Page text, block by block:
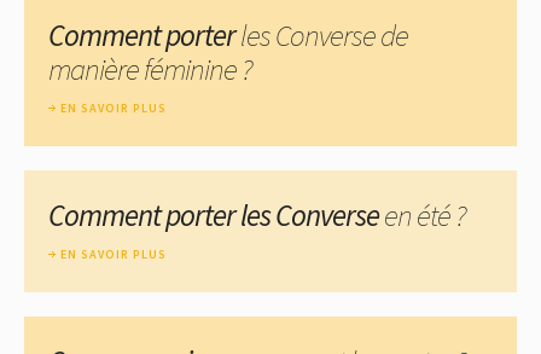
Comment porterles Converse de
manière féminine ?
EN SAVOIR PLUS
Comment porter les Converseen été ?
EN SAVOIR PLUS